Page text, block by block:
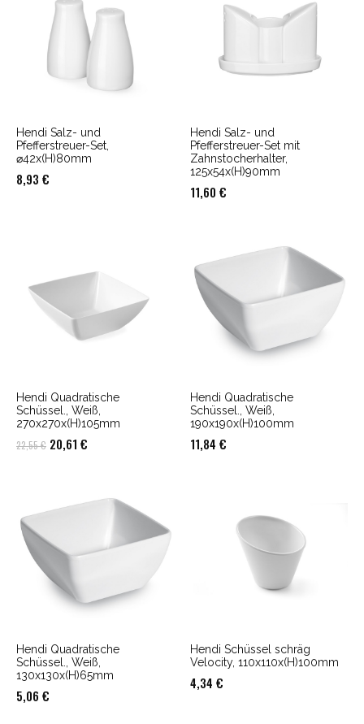
Hendi Salz- und
Pfefferstreuer-Set,
⌀42x(H)80mm
8,93 €
Hendi Salz- und
Pfefferstreuer-Set mit
Zahnstocherhalter,
125x54x(H)90mm
11,60 €
Hendi Quadratische
Schüssel., Weiß,
270x270x(H)105mm
22,55€ Ursprünglicher
22,55 €
20,61 €
20,61 €.
Hendi Quadratische
Schüssel., Weiß,
190x190x(H)100mm
11,84 €
Hendi Quadratische
Schüssel., Weiß,
130x130x(H)65mm
5,06 €
Hendi Schüssel schräg
Velocity, 110x110x(H)100mm
4,34 €